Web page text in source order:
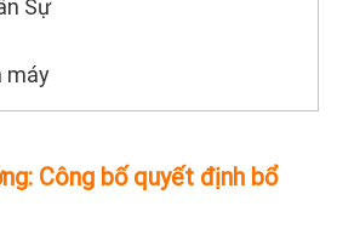
Sự
máy
Công bố quyết định bổ